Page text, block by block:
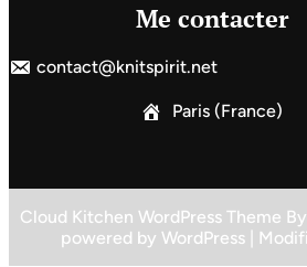
Me contacter
contact@knitspirit.net
Paris (France)
Cloud Kitchen WordPress Theme By
powered by WordPress|